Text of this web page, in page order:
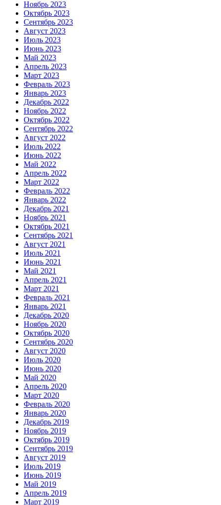
Ноябрь 2023
Октябрь 2023
Сентябрь 2023
Август 2023
Июль 2023
Июнь 2023
Май 2023
Апрель 2023
Март 2023
Февраль 2023
Январь 2023
Декабрь 2022
Ноябрь 2022
Октябрь 2022
Сентябрь 2022
Август 2022
Июль 2022
Июнь 2022
Май 2022
Апрель 2022
Март 2022
Февраль 2022
Январь 2022
Декабрь 2021
Ноябрь 2021
Октябрь 2021
Сентябрь 2021
Август 2021
Июль 2021
Июнь 2021
Май 2021
Апрель 2021
Март 2021
Февраль 2021
Январь 2021
Декабрь 2020
Ноябрь 2020
Октябрь 2020
Сентябрь 2020
Август 2020
Июль 2020
Июнь 2020
Май 2020
Апрель 2020
Март 2020
Февраль 2020
Январь 2020
Декабрь 2019
Ноябрь 2019
Октябрь 2019
Сентябрь 2019
Август 2019
Июль 2019
Июнь 2019
Май 2019
Апрель 2019
Март 2019